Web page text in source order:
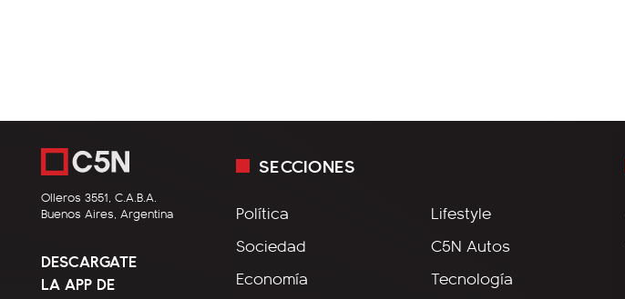
Olleros 3551, C.A.B.A.
Buenos Aires, Argentina
DESCARGATE
LA APP DE
SECCIONES
Política
Sociedad
Economía
Lifestyle
C5N Autos
Tecnología